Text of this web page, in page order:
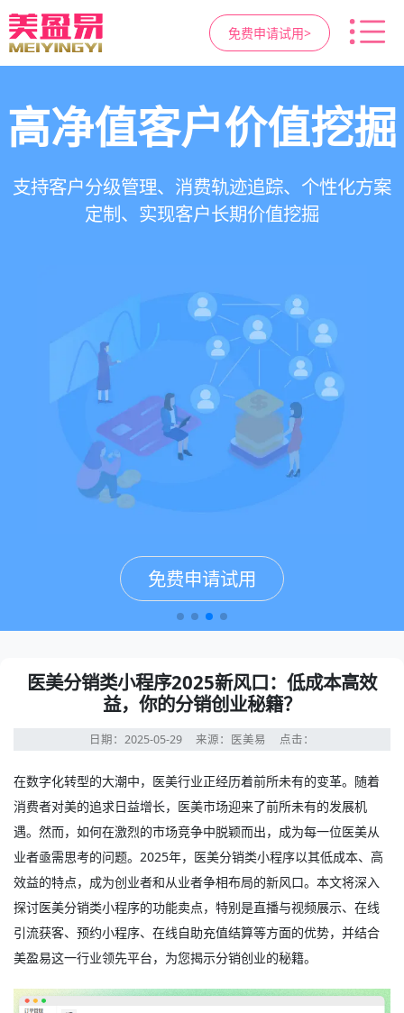
免费申请试用>
智慧医美管理系统
一站式解决医美机构预约、咨询、手术安排、会
员管理、财务核算全流程管理
免费申请试用
医疗资源调度管理
支持电子病历、医生排班、手术室管理、智能预
约分配，科学安排医疗资源
免费申请试用
高净值客户价值挖掘
支持客户分级管理、消费轨迹追踪、个性化方案
定制、实现客户长期价值挖掘
免费申请试用
营销与私域运营
提供小程序商城、私域scrm、项目套餐、裂变分
销多种营销工具，助力获客与转化
免费申请试用
医美分销类小程序2025新风口：低成本高效
益，你的分销创业秘籍？
日期：2025-05-29 来源：医美易 点击：
在数字化转型的大潮中，医美行业正经历着前所未有的变革。随着
消费者对美的追求日益增长，医美市场迎来了前所未有的发展机
遇。然而，如何在激烈的市场竞争中脱颖而出，成为每一位医美从
业者亟需思考的问题。2025年， 医美分销类小程序以其低成本、高
效益的特点，成为创业者和从业者争相布局的新风口。本文将深入
探讨医美分销类小程序的功能卖点，特别是直播与视频展示、在线
引流获客、预约小程序、在线自助充值结算等方面的优势，并结合
美盈易这一行业领先平台，为您揭示分销创业的秘籍。